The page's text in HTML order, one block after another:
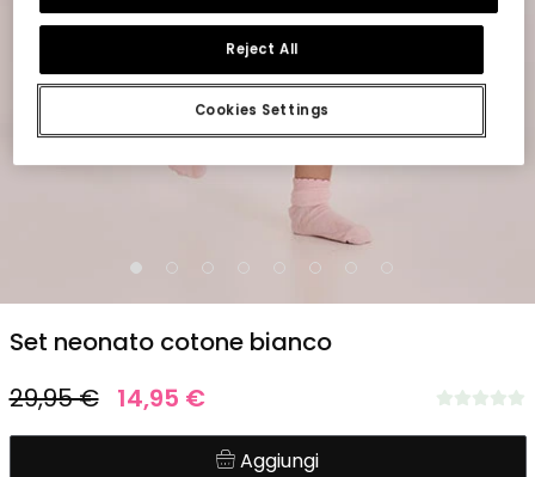
1 2 3 6
Set neonato cotone bianco
29,95 € 14,95 €
Aggiungi
Cookies Settings
Reject All